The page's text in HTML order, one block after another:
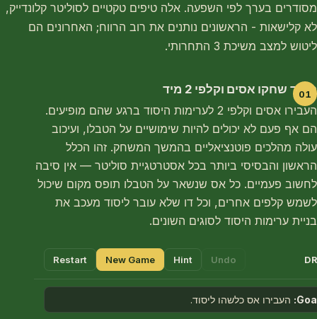
מסודרים בערך לפי השפעה. אלה טיפים טקטיים לסוליטר קלונדייק,
לא קלישאות - הראשונים נותנים את רוב הרווח; האחרונים הם
ליטוש למצב משיכת 3 התחרותי.
תמיד שחקו אסים וקלפי 2 מיד
העבירו אסים וקלפי 2 לערימות היסוד ברגע שהם מופיעים.
הם אף פעם לא יכולים להיות שימושיים על הטבלו, ועיכוב
עולה מהלכים פוטנציאליים בהמשך המשחק. זהו הכלל
הראשון והבסיסי ביותר בכל אסטרטגיית סוליטר — אין סיבה
לחשוב פעמיים. כל אס שנשאר על הטבלו תופס מקום שיכול
לשמש קלפים אחרים, וכל דו שלא עובר ליסוד מעכב את
בניית ערימות היסוד לסוגים השונים.
Undo
Hint
New Game
Restart
העבירו אס כלשהו ליסוד.